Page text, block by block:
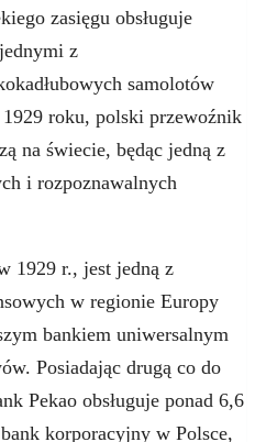
zasięgu obsługuje
z
samolotów
roku, polski przewoźnik
na świecie, będąc jedną z
i rozpoznawalnych
1929 r., jest jedną z
w regionie Europy
bankiem uniwersalnym
Posiadając drugą co do
Pekao obsługuje ponad 6,6
korporacyjny w Polsce,